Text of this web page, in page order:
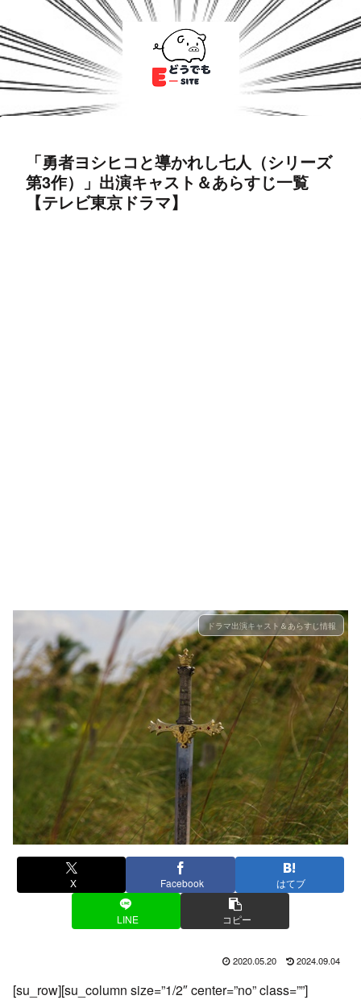
「勇者ヨシヒコと導かれし七人（シリーズ
第3作）」出演キャスト＆あらすじ一覧
【テレビ東京ドラマ】
ドラマ出演キャスト＆あらすじ情報
X Facebook はてブ
LINE コピー
2020.05.20 2024.09.04
[su_row][su_column size=”1/2″ center=”no” class=””]